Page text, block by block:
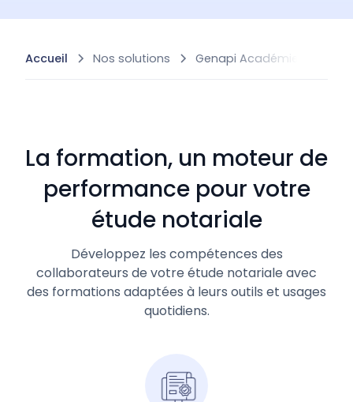
Accueil Nos solutions Genapi Académie
La formation, un moteur de
performance pour votre
étude notariale
Développez les compétences des
collaborateurs de votre étude notariale avec
des formations adaptées à leurs outils et usages
quotidiens.